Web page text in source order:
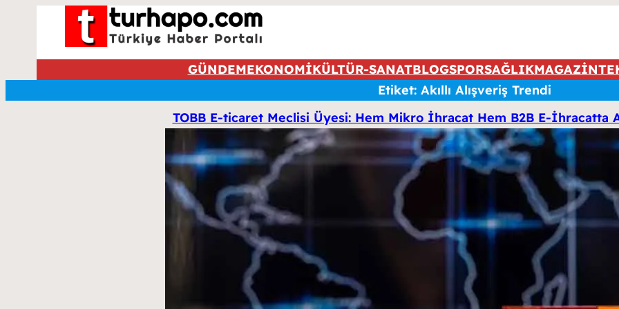
GÜNDEMEKONOMİKÜLTÜR-SANATBLOGSPORSAĞLIKMAGAZİN
Etiket: Akıllı Alışveriş Trendi
TOBB E-ticaret Meclisi Üyesi: Hem Mikro İhracat Hem B2B E-İhracatta